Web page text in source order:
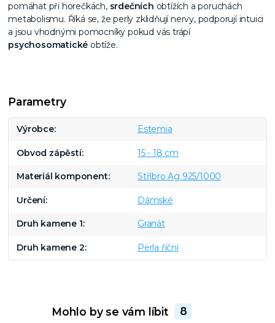
pomáhat při horečkách, srdečních obtížích a poruchách
metabolismu. Říká se, že perly zklidňují nervy, podporují intuici
a jsou vhodnými pomocníky pokud vás trápí
psychosomatické obtíže.
Parametry
Výrobce Estemia
Obvod zápěstí 15 - 18 cm
Materiál komponent Stříbro Ag 925/1000
Určení Dámské
Druh kamene 1 Granát
Druh kamene 2 Perla říční
Mohlo by se vám líbit 8